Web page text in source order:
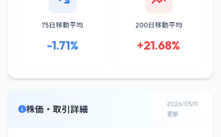
75日移動平均
-1.71%
200日移動平均
+21.68%
株価・取引詳細
2026/05/11
更新